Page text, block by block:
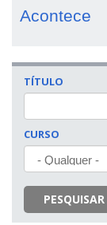
Acontece
TÍTULO
CURSO
PESQUISAR